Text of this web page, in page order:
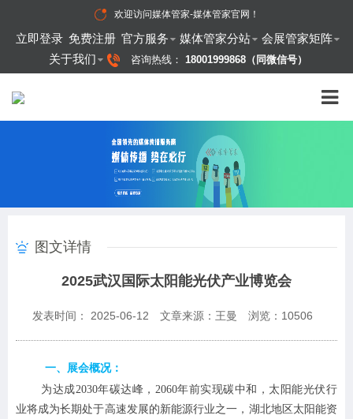
欢迎访问媒体管家-媒体管家官网 ！
立即登录 免费注册 官方服务 媒体管家分站
会展管家矩阵
关于我们
咨询热线： 18001999868（同微信号）
图文详情
2025武汉国际太阳能光伏产业博览会
发表时间： 2025-06-12 文章来源：王曼 浏览： 10506
一、 展会概况：
为达成2030年碳达峰，2060年前实现碳中和，太阳能光伏行
业将成为长期处于高速发展的新能源行业之一，湖北地区太阳能资